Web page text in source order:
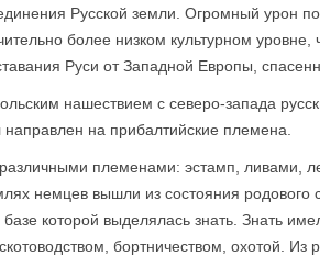
Русской земли. Огромный урон
более низком культурном
Руси от Западной Европы,
нашествием с северо-запада
на прибалтийские племена.
племенами: эстамп, ливами,
немцев вышли из состояния
которой выделялась знать. Знать
бортничеством, охотой.